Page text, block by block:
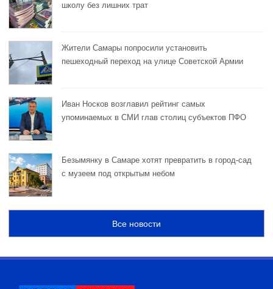
школу без лишних трат
Жители Самары попросили установить
пешеходный переход на улице Советской Армии
Иван Носков возглавил рейтинг самых
упоминаемых в СМИ глав столиц субъектов ПФО
Безымянку в Самаре хотят превратить в город-сад
с музеем под открытым небом
Все новости